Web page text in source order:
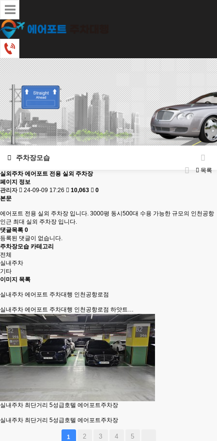
주차장모습
목록
실외주차 에어포트 전용 실외 주차장
페이지 정보
관리자
24-09-09 17:26 10,063
0
본문
에어포트 전용 실외 주차장 입니다. 3000평 동시500대 수용 가능한 규모의 인천공항
인근 최대 실외 주차장 입니다.
댓글목록 0
등록된 댓글이 없습니다.
주차장모습 카테고리
전체
실내주차
기타
이미지 목록
실내주차 에어포트 주차대행 인천공항로점
실내주차 에어포트 주차대행 인천공항로점 하얏트…
실내주차 최단거리 5성급호텔 에어포트주차장
실내주차 최단거리 5성급호텔 에어포트주차장
1 2 3 4 5